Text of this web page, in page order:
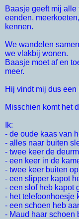
Baasje geeft mij
eenden,
kennen.
We wandelen
we vlakbij wonen.
Baasje moet af en
meer.
Hij vindt mij dus
Misschien komt het
Ik:
- de oude kaas van
- alles naar buiten
- twee keer de
- een keer in de
- twee keer buiten
- een slipper kapot
- een slof heb kapot
- het telefoonhoesje
- een schoen heb
- Maud haar